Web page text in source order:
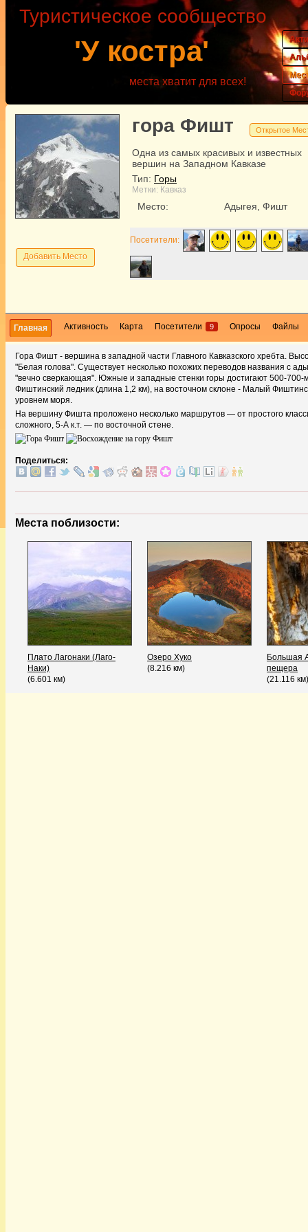
'У костра'
Туристическое сообщество
места хватит для всех!
гора Фишт Открытое
Одна из самых красивых и известных
вершин на Западном Кавказе
Тип: Горы
Метки: Кавказ
Место: Адыгея, Фишт
Добавить Место
Посетители:
Главная Активность Карта Посетители 9 Опросы Файлы
Гора Фишт - вершина в западной части Главного Кавказского хребта.
"Белая голова". Существует несколько похожих переводов названия с
"вечно сверкающая". Южные и западные стенки горы достигают 500-
Фиштинский ледник (длина 1,2 км), на восточном склоне - Малый
уровнем моря.
На вершину Фишта проложено несколько маршрутов — от простого
сложного, 5-А к.т. — по восточной стене.
Поделиться:
Места поблизости:
Плато Лагонаки (Лаго-
Наки)
(6.601 км)
Озеро Хуко
(8.216 км)
Большая
пещера
(21.116 км)